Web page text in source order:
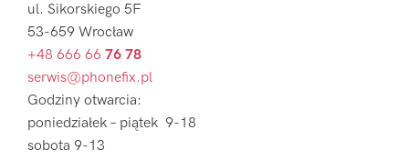
ul. Sikorskiego 5F
53-659 Wrocław
+48 666 66 76 78
serwis@phonefix.pl
Godziny otwarcia:
poniedziałek – piątek 9-18
sobota 9-13